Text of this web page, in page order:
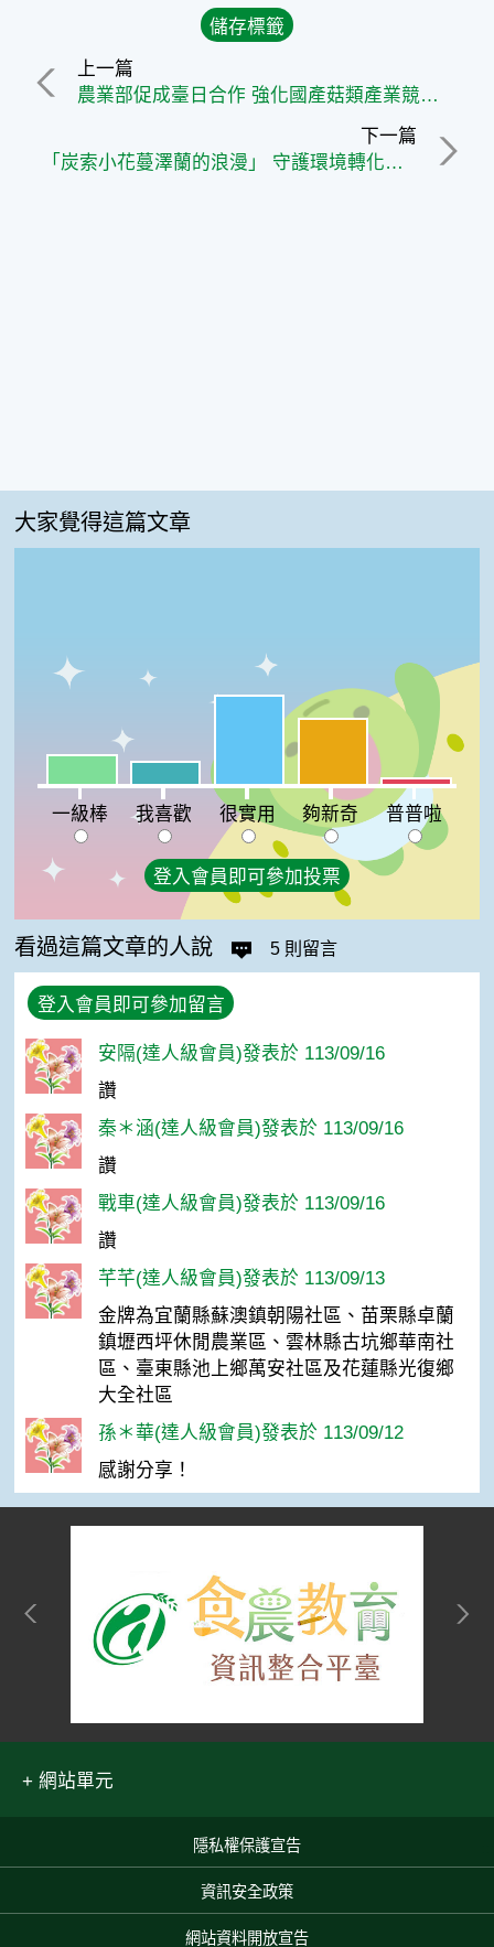
上一篇
農業部促成臺日合作 強化國產菇類產業競爭力
下一篇
「炭索小花蔓澤蘭的浪漫」 守護環境轉化綠色新價值
大家覺得這篇文章
一級棒:14%我喜歡:11%
很實用:42%
夠新奇:31%
普普啦:3%
一級棒
我喜歡 很實用 夠新奇 普普啦
登入會員即可參加投票
看過這篇文章的人說 5 則留言
登入會員即可參加留言
安隔(達人級會員)發表於 113/09/16
讚
秦＊涵(達人級會員)發表於 113/09/16
讚
戰車(達人級會員)發表於 113/09/16
讚
芊芊(達人級會員)發表於 113/09/13
金牌為宜蘭縣蘇澳鎮朝陽社區、苗栗縣卓蘭
鎮壢西坪休閒農業區、雲林縣古坑鄉華南社
區、臺東縣池上鄉萬安社區及花蓮縣光復鄉
大全社區
孫＊華(達人級會員)發表於 113/09/12
感謝分享！
網站單元
隱私權保護宣告
資訊安全政策
網站資料開放宣告